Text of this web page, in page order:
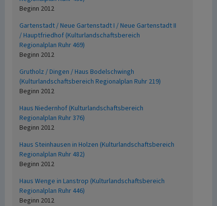
Beginn 2012
Gartenstadt / Neue Gartenstadt I / Neue Gartenstadt II
/ Hauptfriedhof (Kulturlandschaftsbereich
Regionalplan Ruhr 469)
Beginn 2012
Grutholz / Dingen / Haus Bodelschwingh
(Kulturlandschaftsbereich Regionalplan Ruhr 219)
Beginn 2012
Haus Niedernhof (Kulturlandschaftsbereich
Regionalplan Ruhr 376)
Beginn 2012
Haus Steinhausen in Holzen (Kulturlandschaftsbereich
Regionalplan Ruhr 482)
Beginn 2012
Haus Wenge in Lanstrop (Kulturlandschaftsbereich
Regionalplan Ruhr 446)
Beginn 2012